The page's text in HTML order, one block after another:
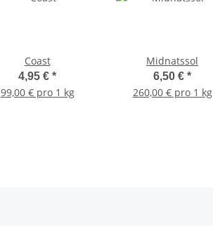
Coast
4,95 € *
99,00 € pro 1 kg
Midnatssol
6,50 € *
260,00 € pro 1 kg